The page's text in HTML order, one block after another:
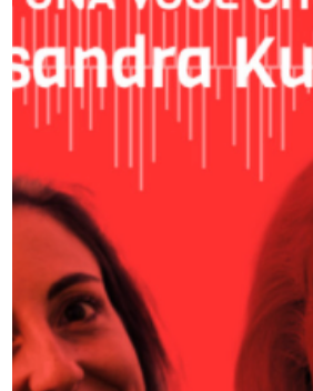
SVSDAD
“Memorabili – Milano è
nuova serie di podcast
Alessandra Kustermann
La seconda stagione di
Kustermann.